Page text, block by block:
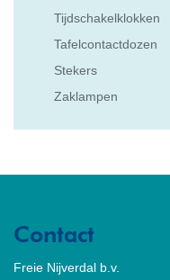
Tijdschakelklokken
Tafelcontactdozen
Stekers
Zaklampen
Contact
Freie Nijverdal b.v.